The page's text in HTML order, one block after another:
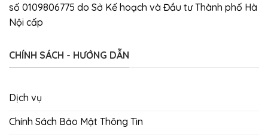
số 0109806775 do Sở Kế hoạch và Đầu tư Thành phố Hà
Nội cấp
CHÍNH SÁCH - HƯỚNG DẪN
Dịch vụ
Chính Sách Bảo Mật Thông Tin